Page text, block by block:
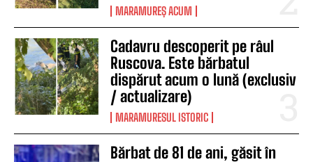
MARAMUREȘ ACUM
Cadavru descoperit pe râul
Ruscova. Este bărbatul
dispărut acum o lună (exclusiv
/ actualizare)
MARAMURESUL ISTORIC
Bărbat de 81 de ani, găsit în